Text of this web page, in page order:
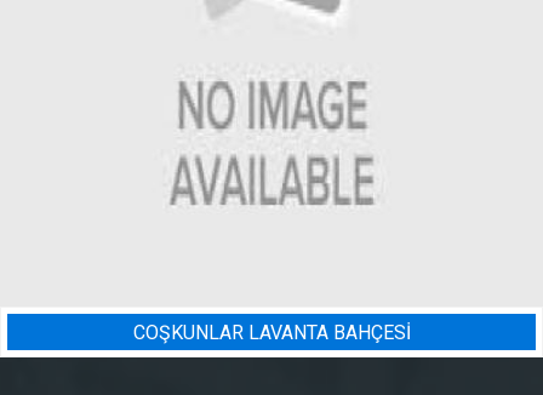
BADEM BAHÇESI SULAMA